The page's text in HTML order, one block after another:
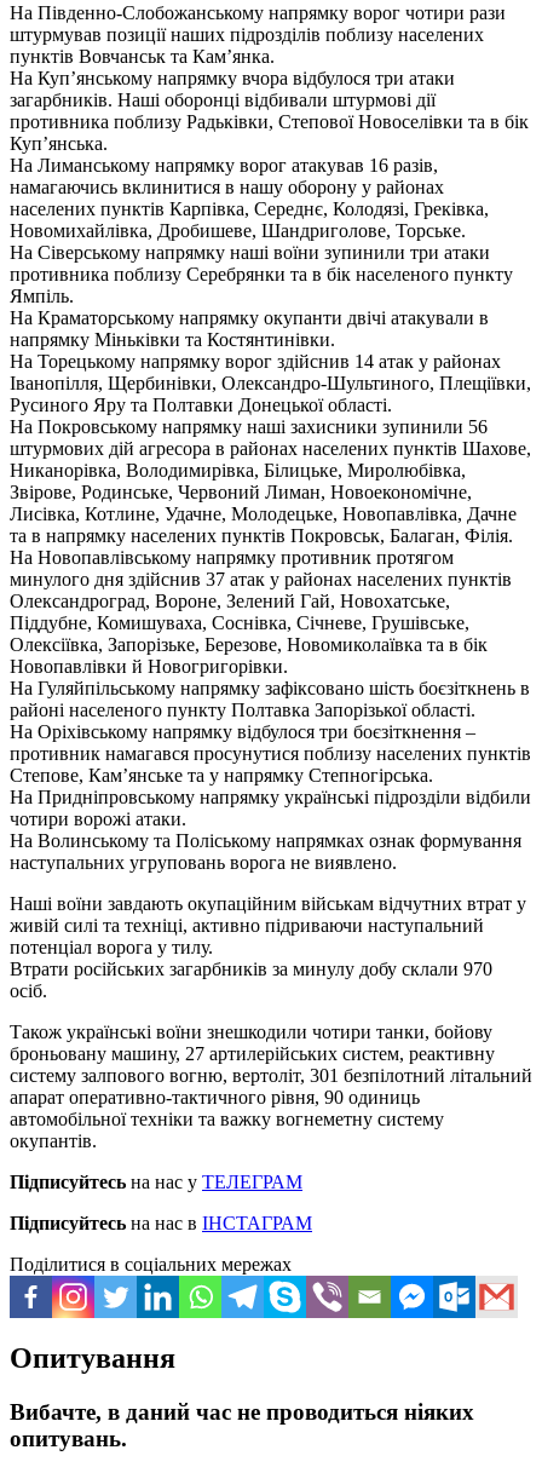
На Південно-Слобожанському напрямку ворог чотири рази
штурмував позиції наших підрозділів поблизу населених
пунктів Вовчанськ та Кам’янка.
На Куп’янському напрямку вчора відбулося три атаки
загарбників. Наші оборонці відбивали штурмові дії
противника поблизу Радьківки, Степової Новоселівки та в бік
Куп’янська.
На Лиманському напрямку ворог атакував 16 разів,
намагаючись вклинитися в нашу оборону у районах
населених пунктів Карпівка, Середнє, Колодязі, Греківка,
Новомихайлівка, Дробишеве, Шандриголове, Торське.
На Сіверському напрямку наші воїни зупинили три атаки
противника поблизу Серебрянки та в бік населеного пункту
Ямпіль.
На Краматорському напрямку окупанти двічі атакували в
напрямку Міньківки та Костянтинівки.
На Торецькому напрямку ворог здійснив 14 атак у районах
Іванопілля, Щербинівки, Олександро-Шультиного, Плещіївки,
Русиного Яру та Полтавки Донецької області.
На Покровському напрямку наші захисники зупинили 56
штурмових дій агресора в районах населених пунктів Шахове,
Никанорівка, Володимирівка, Білицьке, Миролюбівка,
Звірове, Родинське, Червоний Лиман, Новоекономічне,
Лисівка, Котлине, Удачне, Молодецьке, Новопавлівка, Дачне
та в напрямку населених пунктів Покровськ, Балаган, Філія.
На Новопавлівському напрямку противник протягом
минулого дня здійснив 37 атак у районах населених пунктів
Олександроград, Вороне, Зелений Гай, Новохатське,
Піддубне, Комишуваха, Соснівка, Січневе, Грушівське,
Олексіївка, Запорізьке, Березове, Новомиколаївка та в бік
Новопавлівки й Новогригорівки.
На Гуляйпільському напрямку зафіксовано шість боєзіткнень в
районі населеного пункту Полтавка Запорізької області.
На Оріхівському напрямку відбулося три боєзіткнення –
противник намагався просунутися поблизу населених пунктів
Степове, Кам’янське та у напрямку Степногірська.
На Придніпровському напрямку українські підрозділи відбили
чотири ворожі атаки.
На Волинському та Поліському напрямках ознак формування
наступальних угруповань ворога не виявлено.
Наші воїни завдають окупаційним військам відчутних втрат у
живій силі та техніці, активно підриваючи наступальний
потенціал ворога у тилу.
Втрати російських загарбників за минулу добу склали 970
осіб.
Також українські воїни знешкодили чотири танки, бойову
броньовану машину, 27 артилерійських систем, реактивну
систему залпового вогню, вертоліт, 301 безпілотний літальний
апарат оперативно-тактичного рівня, 90 одиниць
автомобільної техніки та важку вогнеметну систему
окупантів.
Підписуйтесь на нас у ТЕЛЕГРАМ
Підписуйтесь на нас в ІНСТАГРАМ
Поділитися в соціальних мережах
Опитування
Вибачте, в даний час не проводиться ніяких
опитувань.